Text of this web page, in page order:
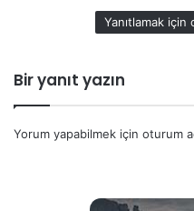
i
:
Yanıtlamak için
Bir yanıt yazın
Yorum yapabilmek için oturum